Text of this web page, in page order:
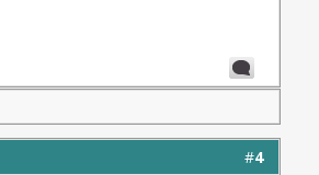
#4